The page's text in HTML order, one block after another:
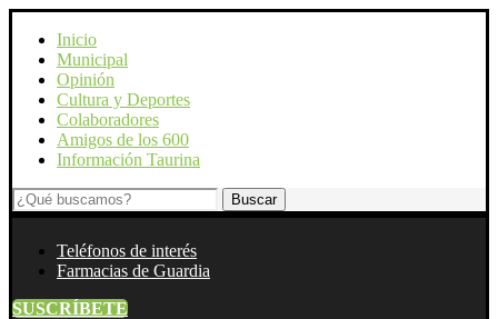
Inicio
Municipal
Opinión
Cultura y Deportes
Colaboradores
Amigos de los 600
Información Taurina
Teléfonos de interés
Farmacias de Guardia
SUSCRÍBETE